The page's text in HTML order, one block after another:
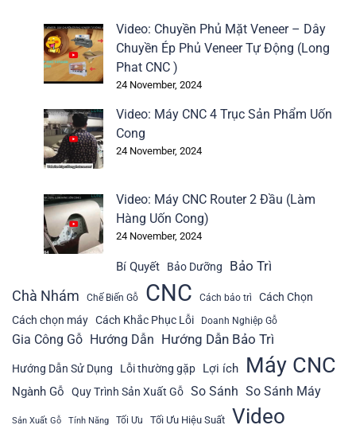
Video: Chuyền Phủ Mặt Veneer – Dây
Chuyền Ép Phủ Veneer Tự Động (Long
Phat CNC )
24 November, 2024
Video: Máy CNC 4 Trục Sản Phẩm Uốn
Cong
24 November, 2024
Video: Máy CNC Router 2 Đầu (Làm
Hàng Uốn Cong)
24 November, 2024
Bí Quyết Bảo Dưỡng
Bảo Trì
Chà Nhám
Chế Biến Gỗ CNC Cách bảo trì
Cách Chọn
Cách chọn máy Cách Khắc Phục Lỗi Doanh Nghiệp Gỗ
Gia Công Gỗ Hướng Dẫn Hướng Dẫn Bảo Trì
Hướng Dẫn Sử Dụng Lỗi thường gặp Lợi ích Máy CNC
Ngành Gỗ Quy Trình Sản Xuất Gỗ So Sánh So Sánh Máy
Sản Xuất Gỗ Tính Năng Tối Ưu Tối Ưu Hiệu Suất Video